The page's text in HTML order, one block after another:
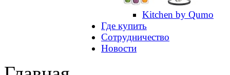
Kitchen by Qumo
Где купить
Сотрудничество
Новости